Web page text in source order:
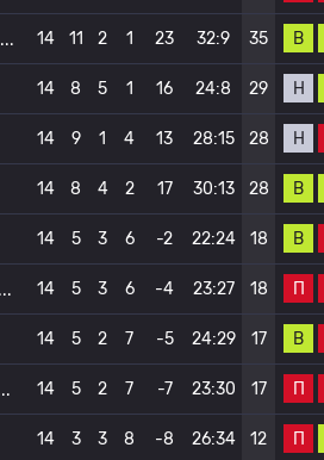
14 11 2 1 23 32:9 35 В
14 8 5 1 16 24:8 29 Н
14 9 1 4 13 28:15 28 Н
14 8 4 2 17 30:13 28 В
14 5 3 6 -2 22:24 18 В
14 5 3 6 -4 23:27 18 П
14 5 2 7 -5 24:29 17 В
14 5 2 7 -7 23:30 17 П
14 3 3 8 -8 26:34 12 П